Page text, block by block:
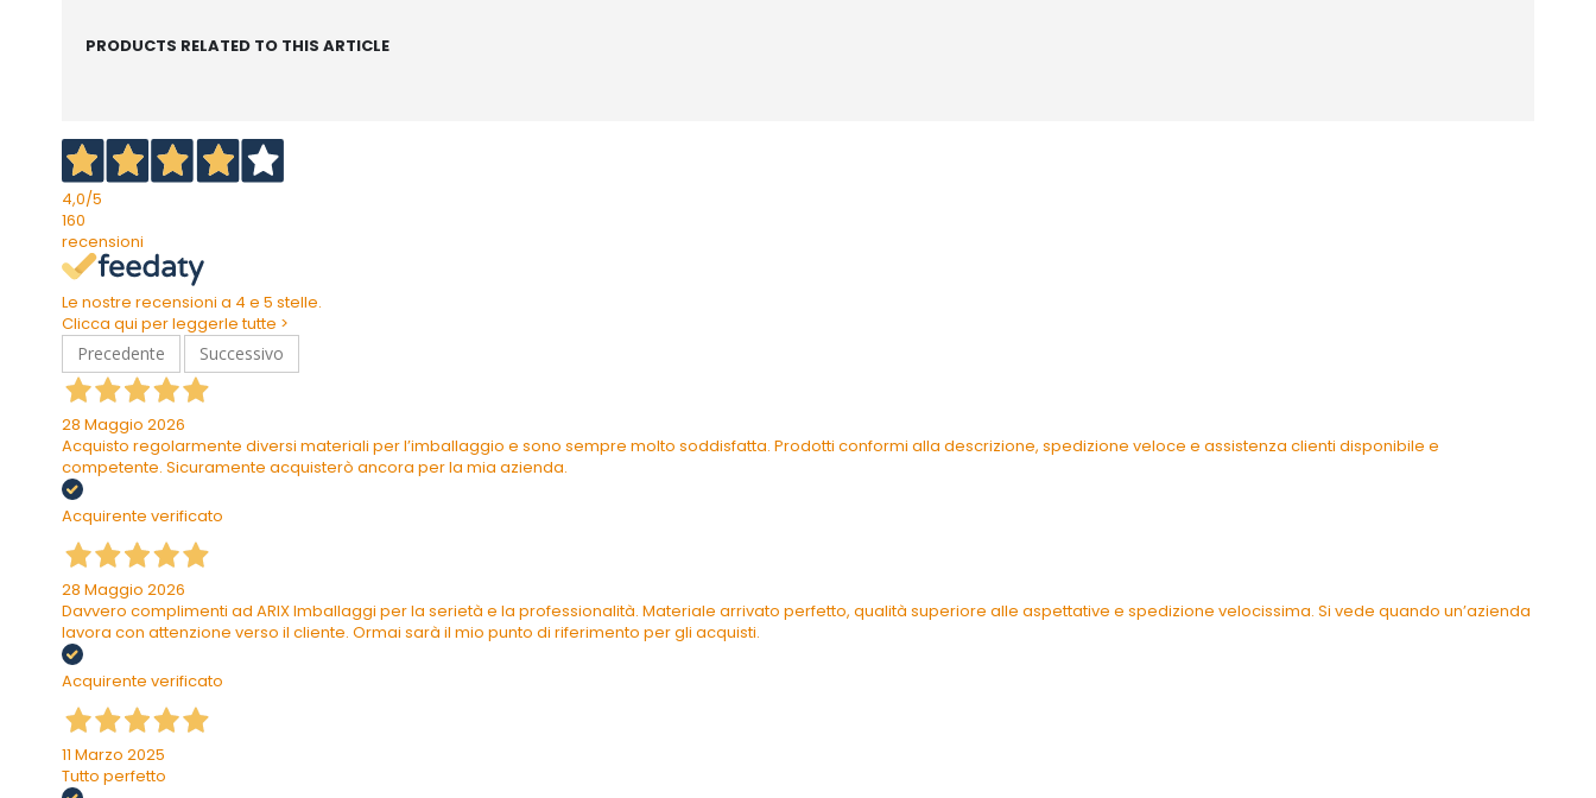
PRODUCTS RELATED TO THIS ARTICLE
4,0/5
160
recensioni
Le nostre recensioni a 4 e 5 stelle.
Clicca qui per leggerle tutte >
Precedente
Successivo
28 Maggio 2026
Acquisto regolarmente diversi materiali per l’imballaggio e sono sempre molto soddisfatta. Prodotti conformi alla descrizione, spedizione veloce e assistenza clienti disponibile e
competente. Sicuramente acquisterò ancora per la mia azienda.
Acquirente verificato
28 Maggio 2026
Davvero complimenti ad ARIX Imballaggi per la serietà e la professionalità. Materiale arrivato perfetto, qualità superiore alle aspettative e spedizione velocissima. Si vede quando un’azienda
lavora con attenzione verso il cliente. Ormai sarà il mio punto di riferimento per gli acquisti.
Acquirente verificato
11 Marzo 2025
Tutto perfetto